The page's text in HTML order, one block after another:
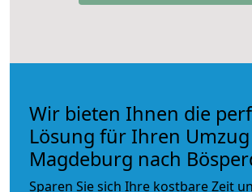
Wir bieten Ihnen die
Lösung für Ihren
Magdeburg nach
Sparen Sie sich Ihre kostbare Zeit